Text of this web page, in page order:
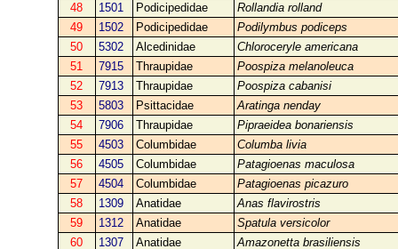
48
1501 Podicipedidae
Rollandia rolland
49
1502 Podicipedidae
Podilymbus podiceps
50
5302 Alcedinidae
Chloroceryle americana
51
7915 Thraupidae
Poospiza melanoleuca
52
7913 Thraupidae
Poospiza cabanisi
53
5803 Psittacidae
Aratinga nenday
54
7906 Thraupidae
Pipraeidea bonariensis
55
4503 Columbidae
Columba livia
56
4505 Columbidae
Patagioenas maculosa
57
4504 Columbidae
Patagioenas picazuro
58
1309 Anatidae
Anas flavirostris
59
1312 Anatidae
Spatula versicolor
60
1307 Anatidae
Amazonetta brasiliensis